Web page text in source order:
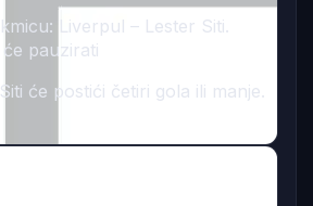
Liverpul – Lester Siti.
pauzirati
će postići četiri gola ili manje.